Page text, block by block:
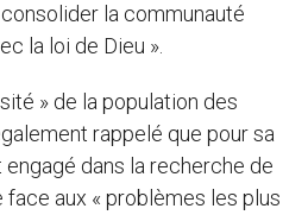
la communauté
la loi de Dieu ».
» de la population des
rappelé que pour sa
dans la recherche de
face aux « problèmes les plus